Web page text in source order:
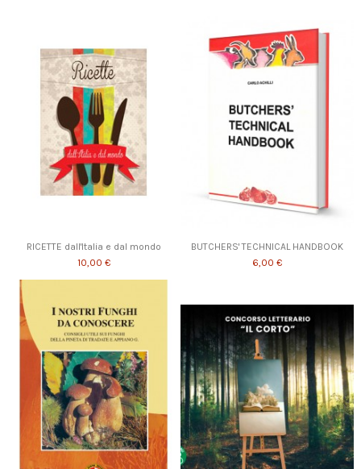
RICETTE dall'Italia e dal mondo
10,00 €
BUTCHERS' TECHNICAL HANDBOOK
6,00 €